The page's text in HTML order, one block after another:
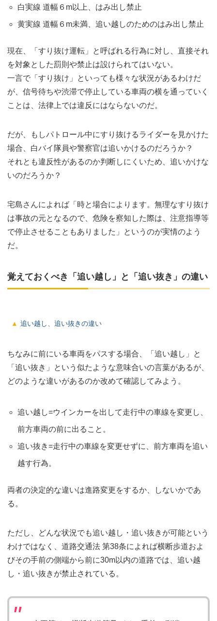
白実線 道幅６m以上、はみ出し禁止
黄実線 道幅６m未満、追い越しのためのはみ出し禁止
現在、「すり抜け運転」と呼ばれる行為に対し、直接それ
を対象とした罰則や禁止は設けられてはいない。
一言で「すり抜け」といっても様々な状況があるわけだ
が、信号待ちや渋滞で停止している車両の横を通っていく
ことは、法律上では違反にはならないのだ。
だが、もしパトロール中にすり抜けるライダーを見かけた
場合、白バイ隊員や警察官は追いかけるのだろうか？
それとも違反性があるのか判断しにくいため、追いかけな
いのだろうか？
宅島さんによれば「時と場合によります。無理なすり抜け
は事故の元となるので、危険を察知した際は、注意指導等
で停止させることもありました」というのが実情のよう
だ。
覚えておくべき「追い越し」と「追い抜き」の違い
追い越し、追い抜きの違い
ちなみに前にいる車両をパスする場合、「追い越し」と
「追い抜き」という似たような意味合いの言葉があるが、
どのような違いがあるのか改めて確認してみよう。
追い越し=ウインカーを出して走行中の車線を変更し、
前方車両の前に出ること。
追い抜き=走行中の車線を変更せずに、前方車両を追い
越す行為。
両者の決定的な違いは進路変更をするか、しないかであ
る。
ただし、どんな状況でも追い越し・追い抜きが可能という
わけではなく、道路交通法 第38条によれば横断歩道およ
びその手前の側端から前に30m以内の道路では、追い越
し・追い抜きが禁止されている。